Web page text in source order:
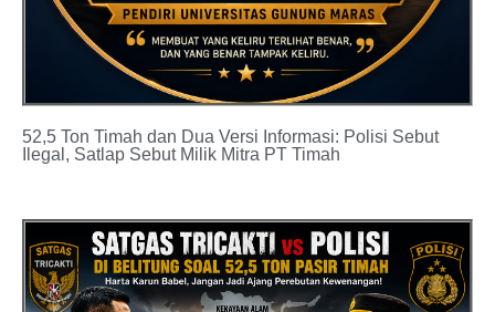
52,5 Ton Timah dan Dua Versi Informasi: Polisi Sebut
Ilegal, Satlap Sebut Milik Mitra PT Timah